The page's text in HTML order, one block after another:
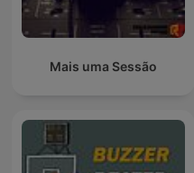
Mais uma Sessão